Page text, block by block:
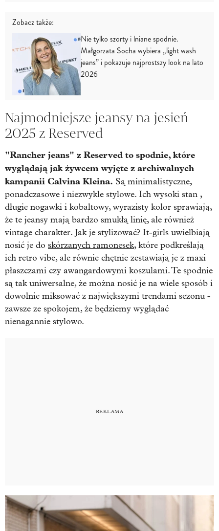
Zobacz także:
Nie tylko szorty i lniane spodnie.
Małgorzata Socha wybiera „light wash
jeans” i pokazuje najprostszy look na lato
2026
Najmodniejsze jeansy na jesień
2025 z Reserved
"Rancher jeans" z Reserved to spodnie, które
wyglądają jak żywcem wyjęte z archiwalnych
kampanii Calvina Kleina. Są minimalistyczne,
ponadczasowe i niezwykle stylowe. Ich wysoki stan ,
długie nogawki i kobaltowy, wyrazisty kolor sprawiają,
że te jeansy mają bardzo smukłą linię, ale również
vintage charakter. Jak je stylizować? It-girls uwielbiają
nosić je do skórzanych ramonesek, które podkreślają
ich retro vibe, ale równie chętnie zestawiają je z maxi
płaszczami czy awangardowymi koszulami. Te spodnie
są tak uniwersalne, że można nosić je na wiele sposób i
dowolnie miksować z największymi trendami sezonu -
zawsze ze spokojem, że będziemy wyglądać
nienagannie stylowo.